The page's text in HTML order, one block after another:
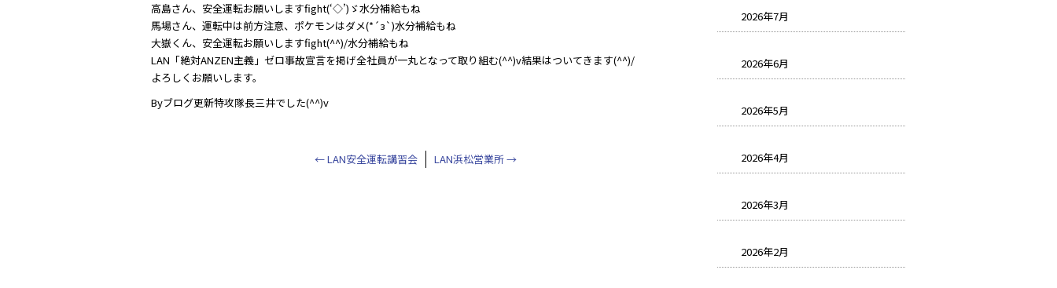
高島さん、安全運転お願いしますfight(‘◇’)ゞ水分補給もね
馬場さん、運転中は前方注意、ポケモンはダメ(*´з`)水分補給もね
大嶽くん、安全運転お願いしますfight(^^)/水分補給もね
LAN「絶対ANZEN主義」ゼロ事故宣言を掲げ全社員が一丸となって取り組む(^^)v結果はついてきます(^^)/
よろしくお願いします。
Byブログ更新特攻隊長三井でした(^^)v
←LAN安全運転講習会 LAN浜松営業所→
2026年7月
2026年6月
2026年5月
2026年4月
2026年3月
2026年2月